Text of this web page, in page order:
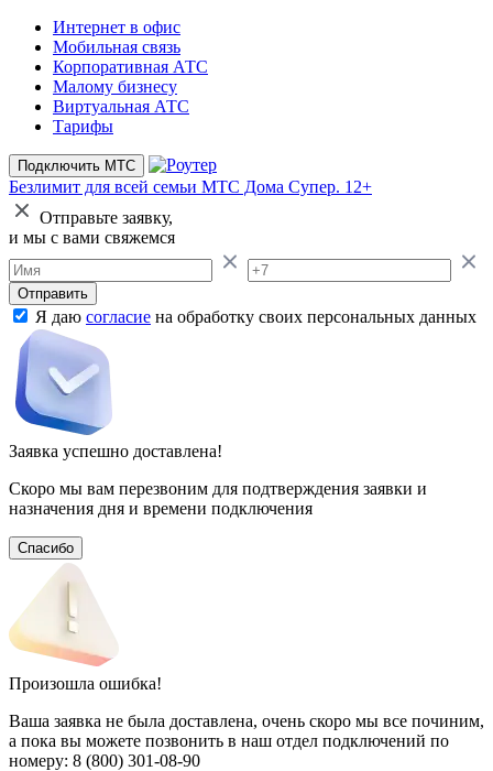
Интернет в офис
Мобильная связь
Корпоративная АТС
Малому бизнесу
Виртуальная АТС
Тарифы
Подключить МТС
Безлимит для всей семьи МТС Дома Супер. 12+
Отправьте заявку,
и мы с вами свяжемся
Отправить
Я даю согласие на обработку своих персональных данных
Заявка успешно доставлена!
Скоро мы вам перезвоним для подтверждения заявки и
назначения дня и времени подключения
Спасибо
Произошла ошибка!
Ваша заявка не была доставлена, очень скоро мы все починим,
а пока вы можете позвонить в наш отдел подключений по
номеру: 8 (800) 301-08-90